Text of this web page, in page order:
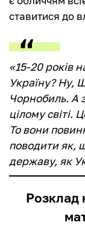
ставитися до
«15-20 років
Україну? Ну,
Чорнобиль. А
цілому світі.
То вони
поводити як,
державу, як
Розклад